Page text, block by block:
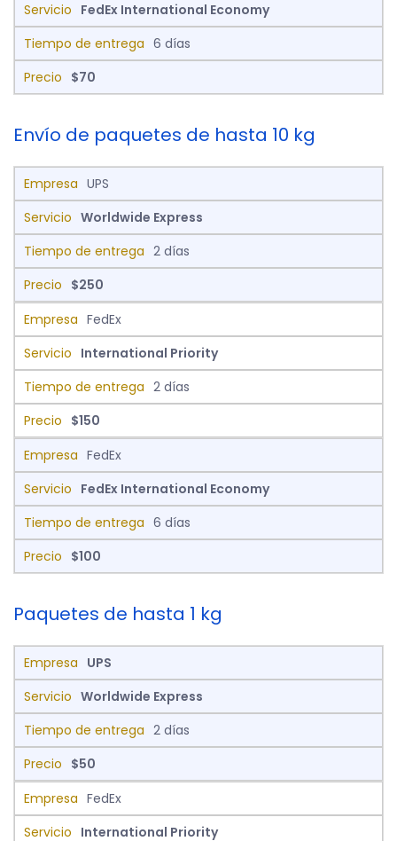
FedEx International Economy
6 días
$70
Envío de paquetes de hasta 10 kg
UPS
Worldwide Express
2 días
$250
FedEx
International Priority
2 días
$150
FedEx
FedEx International Economy
6 días
$100
Paquetes de hasta 1 kg
UPS
Worldwide Express
2 días
$50
FedEx
International Priority